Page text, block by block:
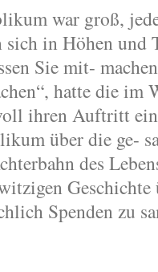
war groß,
in Höhen und
Sie mit-
hatte die im
ihren Auftritt
über die ge-
des
Spenden zu